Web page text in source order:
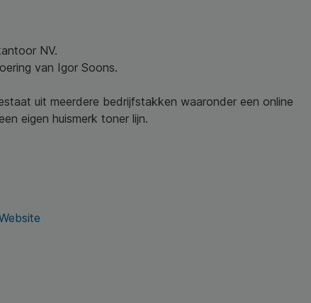
NV.
van Igor Soons.
uit meerdere bedrijfstakken waaronder een online
eigen huismerk toner lijn.